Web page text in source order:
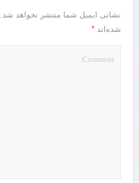
نشانی ایمیل شما منتشر نخواهد شد.
شده‌اند *